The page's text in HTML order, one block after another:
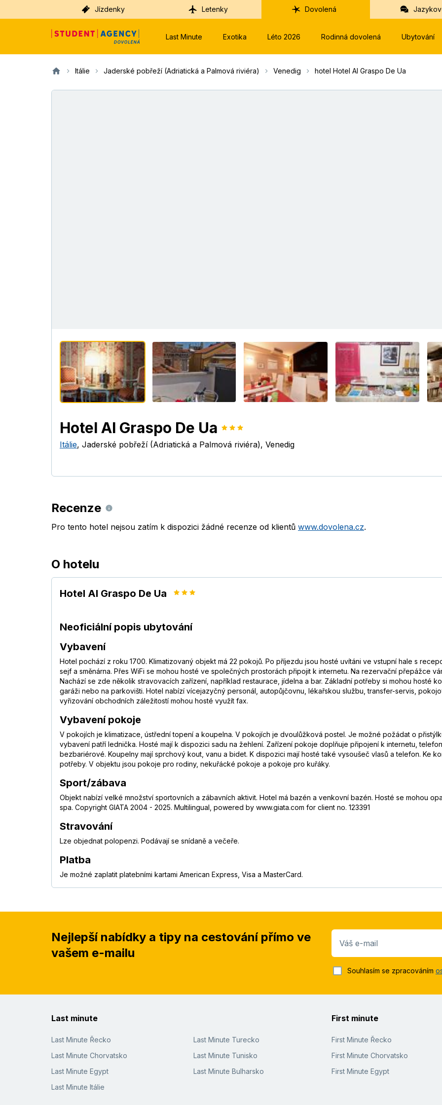
Jízdenky Letenky Dovolená
Last Minute Exotika Léto 2026 Rodinná dovolená Ubytování
Itálie Jaderské pobřeží (Adriatická a Palmová riviéra) Venedig hotel Hotel Al Graspo De Ua
Hotel Al Graspo De Ua
Itálie, Jaderské pobřeží (Adriatická a Palmová riviéra), Venedig
Recenze
Pro tento hotel nejsou zatím k dispozici žádné recenze od klientů www.dovolena.cz.
O hotelu
Hotel Al Graspo De Ua
Neoficiální popis ubytování
Vybavení
Hotel pochází z roku 1700. Klimatizovaný objekt má 22 pokojů. Po příjezdu jsou hosté uvítáni ve vstupní hale s
sejf a směnárna. Přes WiFi se mohou hosté ve společných prostorách připojit k internetu. Na rezervační přepážce
Nachází se zde několik stravovacích zařízení, například restaurace, jídelna a bar. Základní potřeby si mohou hosté
garáži nebo na parkovišti. Hotel nabízí vícejazyčný personál, autopůjčovnu, lékařskou službu, transfer-servis,
vyřizování obchodních záležitostí mohou hosté využít fax.
Vybavení pokoje
V pokojích je klimatizace, ústřední topení a koupelna. V pokojích je dvoulůžková postel. Je možné požádat o
vybavení patří lednička. Hosté mají k dispozici sadu na žehlení. Zařízení pokoje doplňuje připojení k internetu,
bezbariérové. Koupelny mají sprchový kout, vanu a bidet. K dispozici mají hosté také vysoušeč vlasů a telefon. Ke
potřeby. V objektu jsou pokoje pro rodiny, nekuřácké pokoje a pokoje pro kuřáky.
Sport/zábava
Objekt nabízí velké množství sportovních a zábavních aktivit. Hotel má bazén a venkovní bazén. Hosté se mohou
spa. Copyright GIATA 2004 - 2025. Multilingual, powered by www.giata.com for client no. 123391
Stravování
Lze objednat polopenzi. Podávají se snídaně a večeře.
Platba
Je možné zaplatit platebními kartami American Express, Visa a MasterCard.
Nejlepší nabídky a tipy na cestování přímo ve
vašem e-mailu
Váš e-mail
Souhlasím se zpracováním
Last minute
Last Minute Řecko
Last Minute Chorvatsko
Last Minute Egypt
Last Minute Itálie
Last Minute Turecko
Last Minute Tunisko
Last Minute Bulharsko
First minute
First Minute Řecko
First Minute Chorvatsko
First Minute Egypt